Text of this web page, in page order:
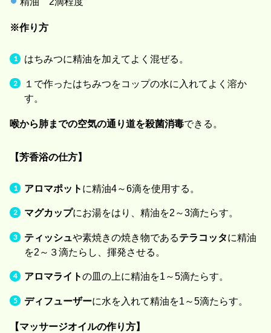
※作り方
はちみつに精油を加えてよく混ぜる。
１で作ったはちみつをコップの水に入れてよく溶か
す。
喉から肺までの空気の通り道を殺菌消毒できる。
【芳香浴の仕方】
アロマポット に精油4～6滴を使用する。
マグカップにお湯をはり、精油を2～3滴たらす。
ティッシュや素焼きの焼き物であるテラコッタに精油
を2～３滴たらし、揮発させる。
アロマライトの皿の上に精油を1～5滴たらす。
ディフューザーに水を入れて精油を1～5滴たらす。
【マッサージオイルの作り方】